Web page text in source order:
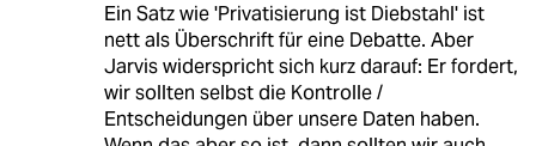
Ein Satz wie 'Privatisierung ist Diebstahl' ist
nett als Überschrift für eine Debatte. Aber
Jarvis widerspricht sich kurz darauf: Er fordert,
wir sollten selbst die Kontrolle /
Entscheidungen über unsere Daten haben.